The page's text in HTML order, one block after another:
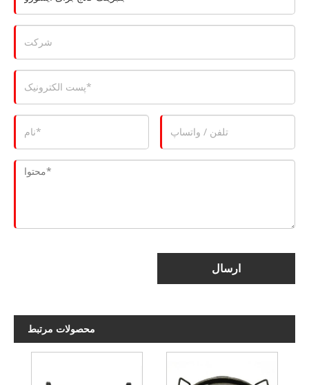
ارسال
محصولات مرتبط